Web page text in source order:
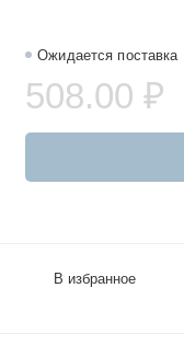
Ожидается поставка
508.00 ₽
В избранное